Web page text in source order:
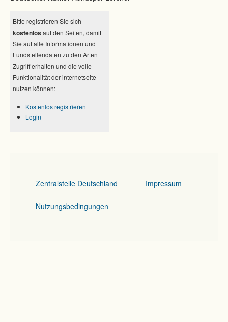
Bitte registrieren Sie sich
kostenlos auf den Seiten, damit
Sie auf alle Informationen und
Fundstellendaten zu den Arten
Zugriff erhalten und die volle
Funktionalität der internetseite
nutzen können:
Kostenlos registrieren
Login
Zentralstelle Deutschland Impressum
Nutzungsbedingungen